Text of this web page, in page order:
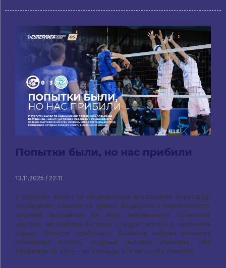
Попытки были, но нас прибили
13.11.2025 / 22:11
У сургутян выпал по медицинским показаниям Александр
Костадинов, «Зенит» не привез Федорова и Романовского.
Хозяева выставили на игру непривычное сочетание
центров, мотивацию которых следует искать в казанских
корнях. Отчасти сработало: Демаков набрал половину
командных блоков, Андреев неплохо атаковал, оба
оформили по эйсу – но команде это не особо помогло.